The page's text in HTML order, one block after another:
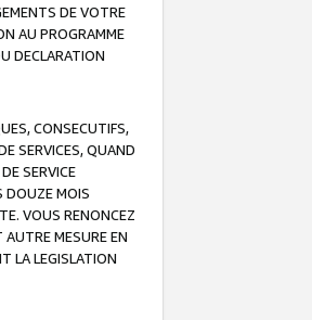
DE VOTRE
AU PROGRAMME
DECLARATION
CONSECUTIFS,
SERVICES, QUAND
SERVICE
DOUZE MOIS
VOUS RENONCEZ
MESURE EN
LA LEGISLATION